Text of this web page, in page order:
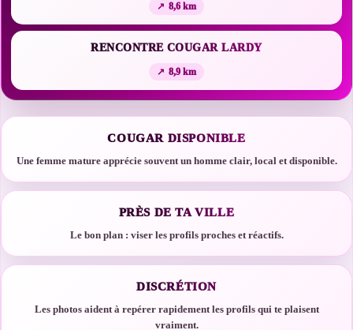
8,6 km
RENCONTRE COUGAR LARDY
8,9 km
COUGAR DISPONIBLE
Une femme mature apprécie souvent un homme clair, local et disponible.
PRÈS DE TA VILLE
Le bon plan : viser les profils proches et réactifs.
DISCRÉTION
Les photos aident à repérer rapidement les profils qui te plaisent
vraiment.